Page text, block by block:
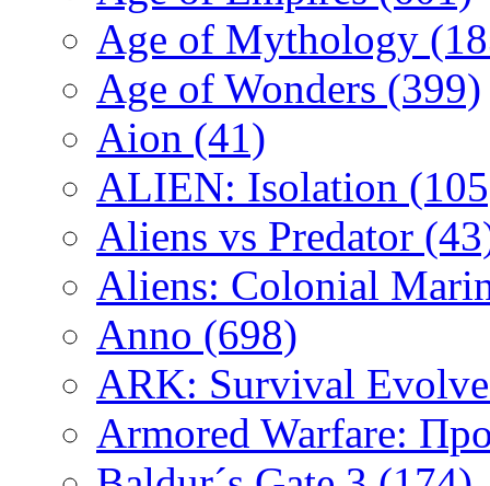
Age of Mythology
Age of Wonders (399)
Aion (41)
ALIEN: Isolation
Aliens vs Predator
Aliens: Colonial
Anno (698)
ARK: Survival
Armored Warfare: